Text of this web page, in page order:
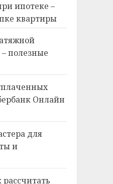
ипотеке –
квартиры
полезные
Онлайн
для
и